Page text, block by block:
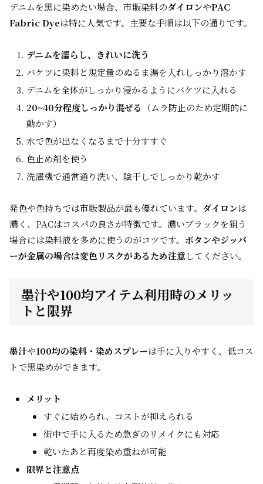
デニムを黒に染めたい場合、市販染料のダイロンやPAC
Fabric Dyeは特に人気です。主要な手順は以下の通りです。
デニムを濡らし、きれいに洗う
バケツに染料と規定量のぬるま湯を入れしっかり溶かす
デニムを全体がしっかり浸かるようにバケツに入れる
20~40分程度しっかり混ぜる
（ムラ防止のため定期的に
動かす）
水で色が出なくなるまで十分すすぐ
色止め剤を使う
洗濯機で通常通り洗い、陰干しでしっかり乾かす
発色や色持ちでは市販製品が最も優れています。 ダイロンは
濃く、PACはコスパの良さが特徴です。濃いブラックを狙う
場合には染料液を多めに使うのがコツです。 ボタンやジッパ
ーが金属の場合は変色リスクがあるため注意してください。
墨汁や100均アイテム利用時のメリッ
トと限界
墨汁や100均の染料・染めスプレーは手に入りやすく、低コス
トで黒染めができます。
メリット
すぐに始められ、コストが抑えられる
街中で手に入るため急ぎのリメイクにも対応
乾いたあと再度染め重ねが可能
限界と注意点